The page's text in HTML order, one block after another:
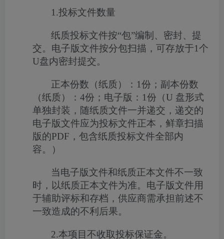
1.投标文件数量
纸质投标文件按“包”编制、密封、提
交。电子版文件按分包扫描，可存放于1个
U盘内密封提交。
正本份数（纸质）： 1份；副本份数
（纸质）： 4份；电子版： 1份（U 盘形式
单独封装，随纸质文件一并递交，递交的
电子版文件应为投标文件正本，鲜章扫描
版的PDF ，包含纸质投标文件全部内
容。）
当电子版文件和纸质正本文件不一致
时，以纸质正本文件为准。电子版文件用
于辅助评标和存档，供应商需承担前述不
一致造成的不利后果。
2.本项目不收取投标保证金。